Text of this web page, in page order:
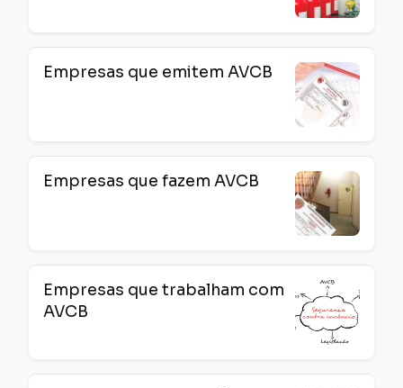
Empresas que emitem AVCB
Empresas que fazem AVCB
Empresas que trabalham com
AVCB